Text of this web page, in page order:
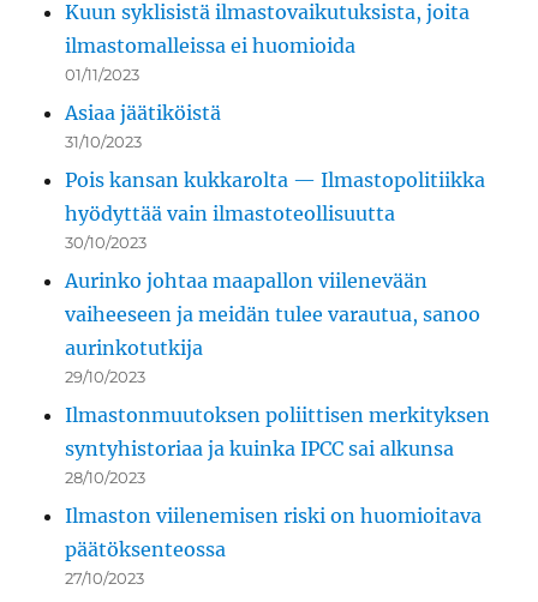
Kuun syklisistä ilmastovaikutuksista, joita
ilmastomalleissa ei huomioida
01/11/2023
Asiaa jäätiköistä
31/10/2023
Pois kansan kukkarolta — Ilmastopolitiikka
hyödyttää vain ilmastoteollisuutta
30/10/2023
Aurinko johtaa maapallon viilenevään
vaiheeseen ja meidän tulee varautua, sanoo
aurinkotutkija
29/10/2023
Ilmastonmuutoksen poliittisen merkityksen
syntyhistoriaa ja kuinka IPCC sai alkunsa
28/10/2023
Ilmaston viilenemisen riski on huomioitava
päätöksenteossa
27/10/2023